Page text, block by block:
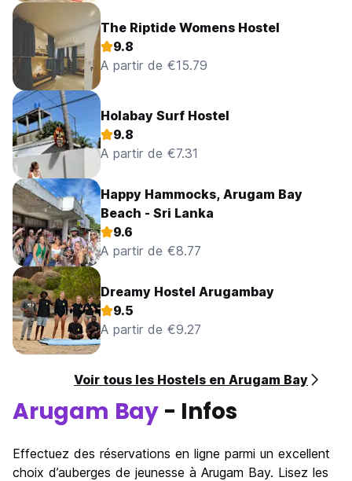
The Riptide Womens Hostel
9.8
A partir de €15.79
Holabay Surf Hostel
9.8
A partir de €7.31
Happy Hammocks, Arugam Bay
Beach - Sri Lanka
9.6
A partir de €8.77
Dreamy Hostel Arugambay
9.5
A partir de €9.27
Voir tous les Hostels en Arugam Bay
Arugam Bay - Infos
Effectuez des réservations en ligne parmi un excellent
choix d’auberges de jeunesse à Arugam Bay. Lisez les